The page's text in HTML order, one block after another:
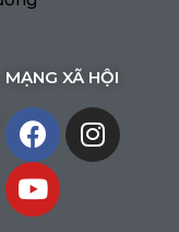
MẠNG XÃ HỘI